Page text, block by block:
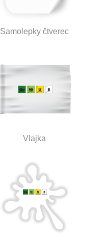
Samolepky čtverec
Vlajka